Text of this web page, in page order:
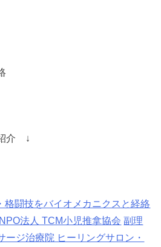
介 ↓
格闘技をバイオメカニクスと経絡
NPO法人 TCM小児推拿協会 副理
ージ治療院 ヒーリングサロン・